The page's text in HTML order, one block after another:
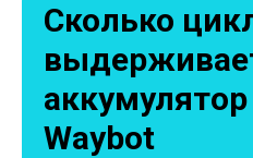
Сколько
Waybot